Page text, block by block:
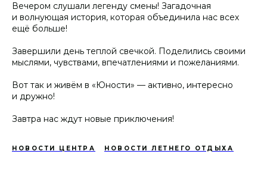
Вечером слушали легенду смены! Загадочная
и волнующая история, которая объединила нас всех
ещё больше!
Завершили день теплой свечкой. Поделились своими
мыслями, чувствами, впечатлениями и пожеланиями.
Вот так и живём в «Юности» — активно, интересно
и дружно!
Завтра нас ждут новые приключения!
НОВОСТИ ЦЕНТРА НОВОСТИ ЛЕТНЕГО ОТДЫХА